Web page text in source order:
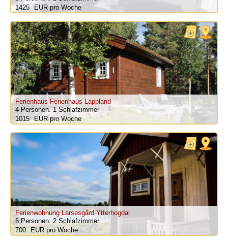
1425
pro Woche
Ferienhaus Ferienhaus Lappland
4 Personen.1 Schlafzimmer
1015
pro Woche
Ferienwohnung Larsesgård Ytterhogdal
5 Personen. 2 Schlafzimmer
700
pro Woche